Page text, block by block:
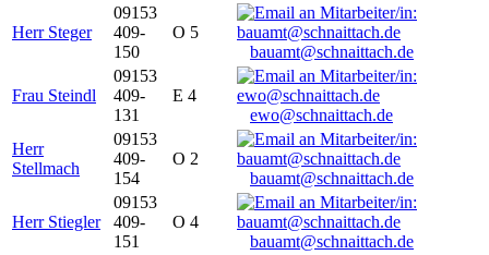
Herr Steger
09153
409-
150
O 5
bauamt@schnaittach.de
Frau Steindl
09153
409-
131
E 4
ewo@schnaittach.de
Herr
Stellmach
09153
409-
154
O 2
bauamt@schnaittach.de
Herr Stiegler
09153
409-
151
O 4
bauamt@schnaittach.de